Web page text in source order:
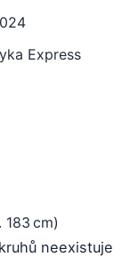
Express
cm)
neexistuje